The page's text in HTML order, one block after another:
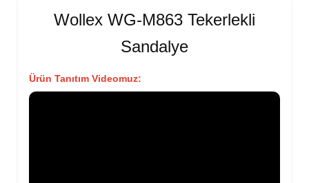
Wollex WG-M863 Tekerlekli
Sandalye
Ürün Tanıtım Videomuz: